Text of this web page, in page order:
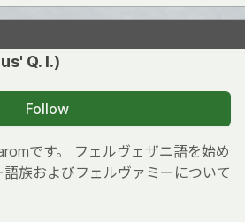
Q. I.)
Follow
です。 フェルヴェザニ語を始め
族およびフェルヴァミーについて